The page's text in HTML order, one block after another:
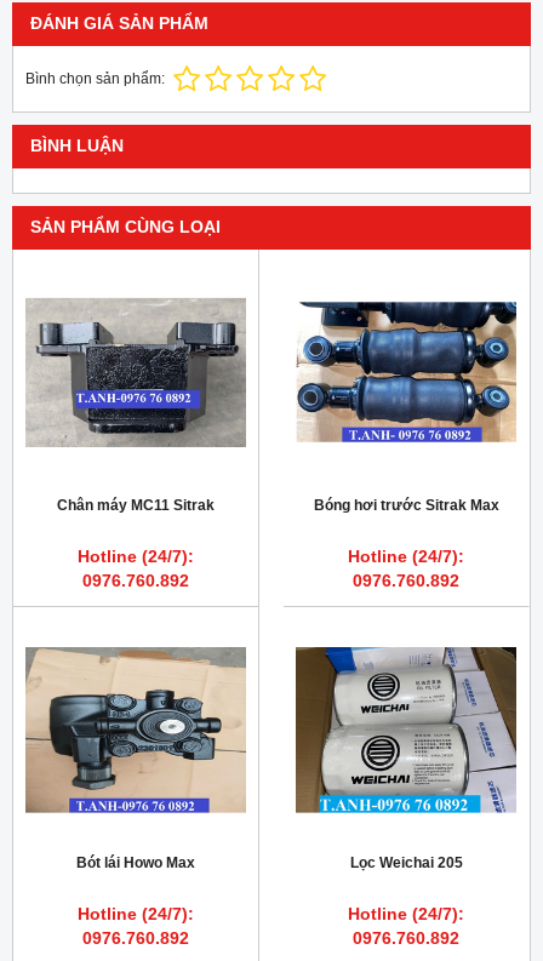
ĐÁNH GIÁ SẢN PHẨM
Bình chọn sản phẩm:
BÌNH LUẬN
SẢN PHẨM CÙNG LOẠI
Chân máy MC11 Sitrak
Hotline (24/7):
0976.760.892
Bóng hơi trước Sitrak Max
Hotline (24/7):
0976.760.892
Bót lái Howo Max
Hotline (24/7):
0976.760.892
Lọc Weichai 205
Hotline (24/7):
0976.760.892